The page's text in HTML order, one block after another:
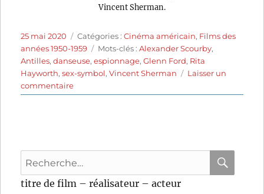
Vincent Sherman.
Publié
le
25 mai 2020 Catégories
Catégories :Cinéma américain, Films des
années 1950-1959
Étiquettes
Mots-clés :Alexander Scourby,
Antilles,danseuse,espionnage,Glenn Ford, Rita
Hayworth,sex-symbol,Vincent Sherman
Laisser un
commentairesur
L’Affaire
Vincent
Recherche
pour
titre de film – réalisateur – acteur